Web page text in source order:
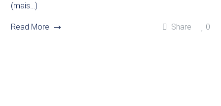
(mais…)
Read More Share 0